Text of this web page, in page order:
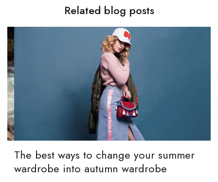
Related blog posts
The best ways to change your summer
wardrobe into autumn wardrobe